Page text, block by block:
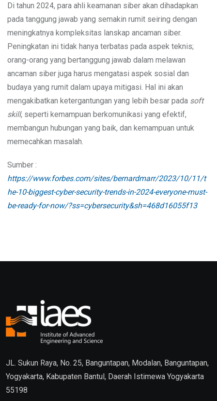
Di tahun 2024, para ahli keamanan siber akan dihadapkan
pada tanggung jawab yang semakin rumit seiring dengan
meningkatnya kompleksitas lanskap ancaman siber.
Peningkatan ini tidak hanya terbatas pada aspek teknis;
orang-orang yang bertanggung jawab dalam melawan
ancaman siber juga harus mengatasi aspek sosial dan
budaya yang rumit dalam upaya mitigasi. Hal ini akan
mengakibatkan ketergantungan yang lebih besar pada soft
skill, seperti kemampuan berkomunikasi yang efektif,
membangun hubungan yang baik, dan kemampuan untuk
memecahkan masalah.
Sumber :
https://www.forbes.com/sites/bernardmarr/2023/10/11/t
he-10-biggest-cyber-security-trends-in-2024-everyone-must-
be-ready-for-now/?ss=cybersecurity&sh=468d16055f13
JL. Sukun Raya, No. 25, Banguntapan, Modalan, Banguntapan,
Yogyakarta, Kabupaten Bantul, Daerah Istimewa Yogyakarta
55198